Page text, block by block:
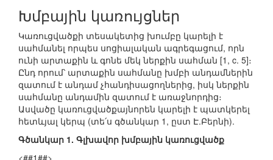
Խմբային կառույցներ
Կառուցվածքի տեսակետից խումբը կարելի է
սահմանել որպես սոցիալական ագրեգացում, որն
ունի արտաքին և գոնե մեկ ներքին սահման [1, c. 5]։
Ընդ որում՝ արտաքին սահմանը խմբի անդամներին
զատում է անդամ չհանդիսացողներից, իսկ ներքին
սահմանը անդամին զատում է առաջնորդից։
Ասվածը կառուցվածքայնորեն կարելի է պատկերել
հետևյալ կերպ (տե՛ս գծանկար 1, ըստ Է.Բերնի).
Գծանկար 1. Գլխավոր խմբային կառուցվածք